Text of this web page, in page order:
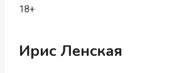
18+
Ирис Ленская